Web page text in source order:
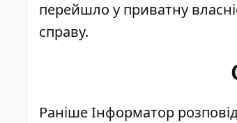
перейшло у приватну
справу.
Раніше Інформатор